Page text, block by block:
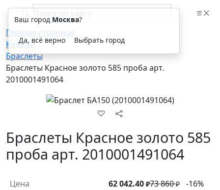
Главная страница
Каталог
Браслеты
Браслеты Красное золото 585 проба арт.
2010001491064
Браслеты Красное золото 585
проба арт. 2010001491064
Цена 62 042.40 ₽73 860₽ -16%
Ваш город Москва?
Да, всё верно Выбрать город